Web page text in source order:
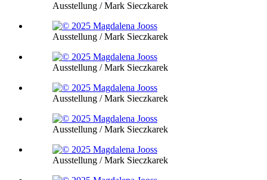
Ausstellung / Mark Sieczkarek
Ausstellung / Mark Sieczkarek
Ausstellung / Mark Sieczkarek
Ausstellung / Mark Sieczkarek
Ausstellung / Mark Sieczkarek
Ausstellung / Mark Sieczkarek